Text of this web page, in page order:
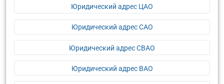
Юридический адрес ЦАО
Юридический адрес САО
Юридический адрес СВАО
Юридический адрес ВАО